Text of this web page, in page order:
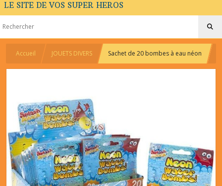
LE SITE DE VOS SUPER HEROS
Accueil JOUETS DIVERS Sachet de 20 bombes à eau néon